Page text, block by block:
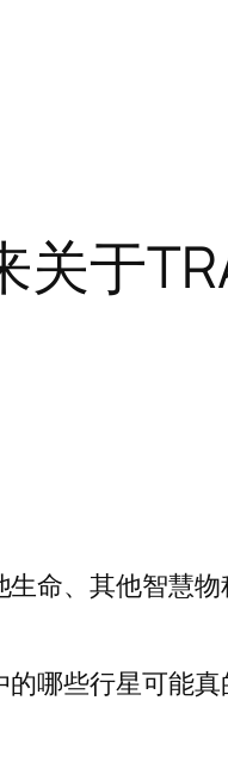
于
命、其他智慧
哪些行星可能